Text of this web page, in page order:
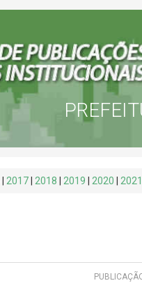
2017 2018 2019 2020 2021